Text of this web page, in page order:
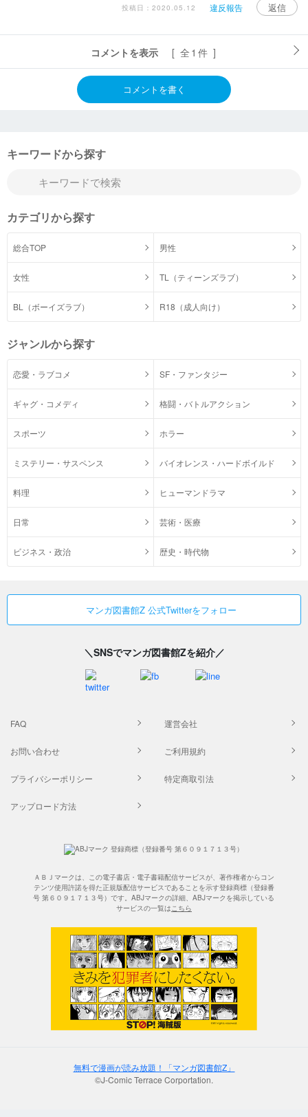
投稿日：2020.05.12 違反報告 返信
コメントを表示 [ 全1件 ]
コメントを書く
キーワードから探す
カテゴリから探す
総合TOP 男性
女性 TL（ティーンズラブ）
BL（ボーイズラブ） R18（成人向け）
ジャンルから探す
恋愛・ラブコメ SF・ファンタジー
ギャグ・コメディ 格闘・バトルアクション
スポーツ ホラー
ミステリー・サスペンス バイオレンス・ハードボイルド
料理 ヒューマンドラマ
日常 芸術・医療
ビジネス・政治 歴史・時代物
マンガ図書館Z 公式Twitterをフォロー
＼SNSでマンガ図書館Zを紹介／
FAQ 運営会社
お問い合わせ ご利用規約
プライバシーポリシー 特定商取引法
アップロード方法
ＡＢＪマークは、この電子書店・電子書籍配信サービスが、著作権者からコン
テンツ使用許諾を得た正規版配信サービスであることを示す登録商標（登録番
号 第６０９１７１３号）です。ABJマークの詳細、ABJマークを掲示している
サービスの一覧はこちら
無料で漫画が読み放題！「マンガ図書館Z」
©J-Comic Terrace Corportation.